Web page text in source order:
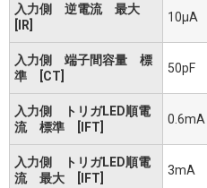
入力側 逆電流 最大
[IR]
10μA
入力側 端子間容量 標
準 [CT]
50pF
入力側 トリガLED順電
流 標準 [IFT]
0.6mA
入力側 トリガLED順電
流 最大 [IFT]
3mA